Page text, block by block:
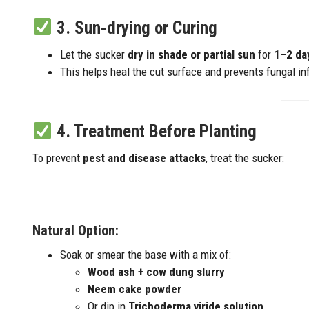
3. Sun-drying or Curing
Let the sucker dry in shade or partial sun for 1–2
This helps heal the cut surface and prevents fungal
4. Treatment Before Planting
To prevent pest and disease attacks, treat the sucker:
Natural Option:
Soak or smear the base with a mix of:
Wood ash + cow dung slurry
Neem cake powder